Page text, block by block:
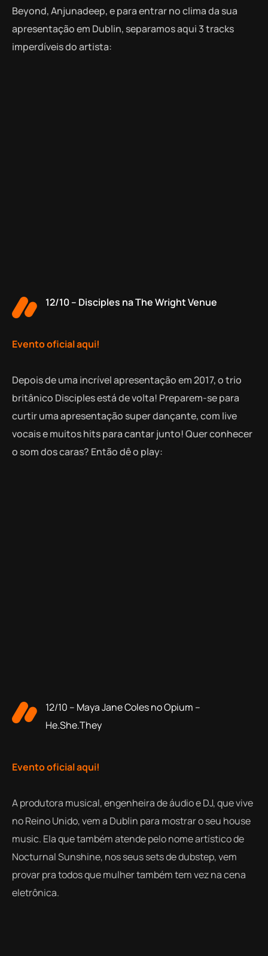
Beyond, Anjunadeep, e para entrar no clima da sua
apresentação em Dublin, separamos aqui 3 tracks
imperdíveis do artista:
12/10 – Disciples na The Wright Venue
Evento oficial aqui!
Depois de uma incrível apresentação em 2017, o trio
britânico Disciples está de volta! Preparem-se para
curtir uma apresentação super dançante, com live
vocais e muitos hits para cantar junto! Quer conhecer
o som dos caras? Então dê o play:
12/10 – Maya Jane Coles no Opium –
He.She.They
Evento oficial aqui!
A produtora musical, engenheira de áudio e DJ, que vive
no Reino Unido, vem a Dublin para mostrar o seu house
music. Ela que também atende pelo nome artístico de
Nocturnal Sunshine, nos seus sets de dubstep, vem
provar pra todos que mulher também tem vez na cena
eletrônica.